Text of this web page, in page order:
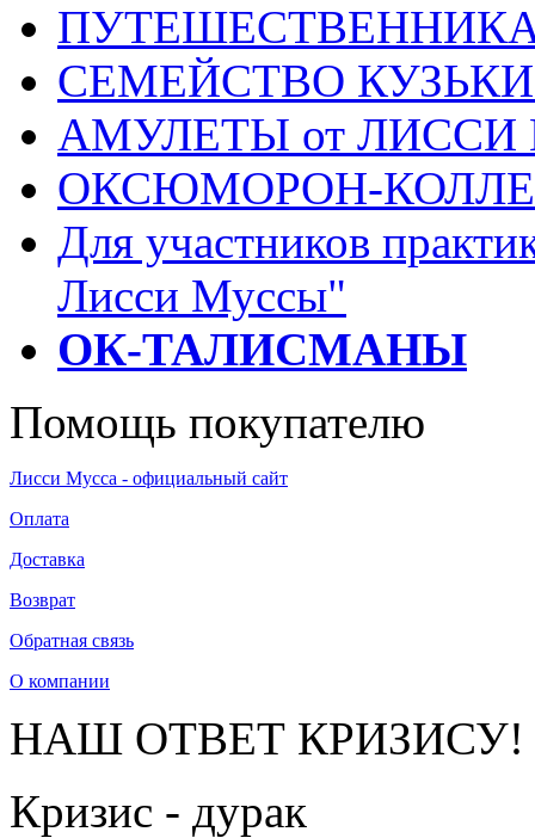
СЕМЕЙСТВО
АМУЛЕТЫ от
ОКСЮМОРОН-
Для участников
Лисси Муссы"
ОК-ТАЛИСМАНЫ
Помощь покупателю
Лисси Мусса - официальный сайт
Оплата
Доставка
Возврат
Обратная связь
О компании
НАШ ОТВЕТ КРИЗИСУ!
Кризис - дурак